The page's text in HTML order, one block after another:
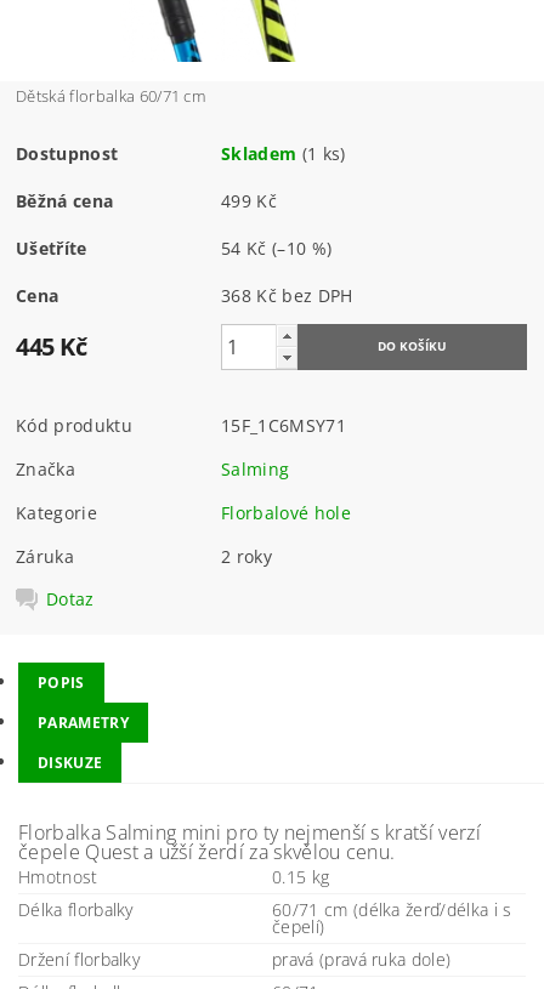
Dětská florbalka 60/71 cm
Dostupnost Skladem (1 ks)
Běžná cena 499 Kč
Ušetříte 54 Kč(–10 %)
Cena 368 Kč bez DPH
445 Kč
Kód produktu
15F_1C6MSY71
Značka
Salming
Kategorie
Florbalové hole
Záruka
2 roky
Dotaz
POPIS
PARAMETRY
DISKUZE
Florbalka Salming mini pro ty nejmenší s kratší verzí
čepele Quest a užší žerdí za skvělou cenu.
Hmotnost
0.15 kg
Délka florbalky
60/71 cm (délka žerď/délka i s
čepelí)
Držení florbalky
pravá (pravá ruka dole)